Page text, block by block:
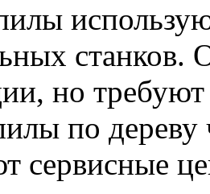
но
по дереву
сервисные